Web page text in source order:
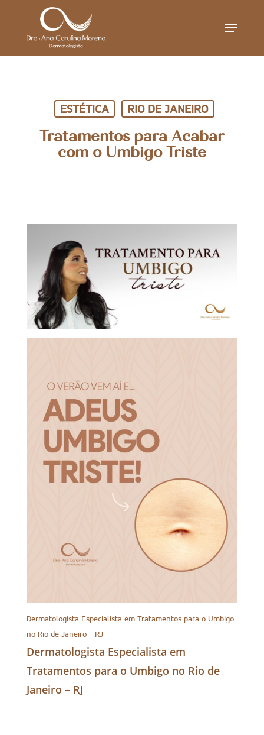
Menu
ESTÉTICA RIO DE JANEIRO
Tratamentos para Acabar
com o Umbigo Triste
Dermatologista Especialista em Tratamentos para o Umbigo
no Rio de Janeiro – RJ
Dermatologista Especialista em
Tratamentos para o Umbigo no Rio de
Janeiro – RJ